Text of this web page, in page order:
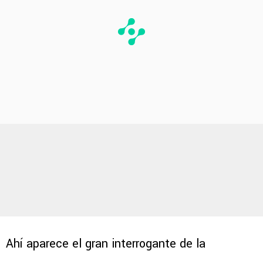
Ahí aparece el gran interrogante de la